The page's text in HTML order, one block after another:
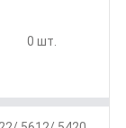
0 шт.